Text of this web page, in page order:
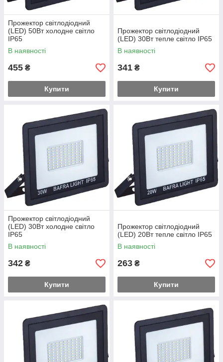
Прожектор світлодіодний
(LED) 50Вт холодне світло
IP65
В наявності
455 ₴
Купити
Прожектор світлодіодний
(LED) 30Вт тепле світло IP65
В наявності
341 ₴
Купити
Прожектор світлодіодний
(LED) 30Вт холодне світло
IP65
В наявності
342 ₴
Купити
Прожектор світлодіодний
(LED) 20Вт тепле світло IP65
В наявності
263 ₴
Купити